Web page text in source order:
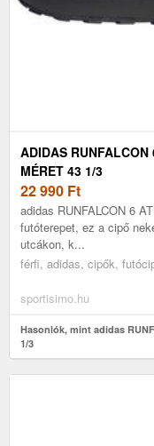
ADIDAS
MÉRET 43 1/3
22 990 Ft
adidas RUNFALCON 6
futóterepet, ez a cipő
utcákon, k...
férfi, adidas, cipők,
sportisimo.hu
Hasonlók, mint adidas
1/3